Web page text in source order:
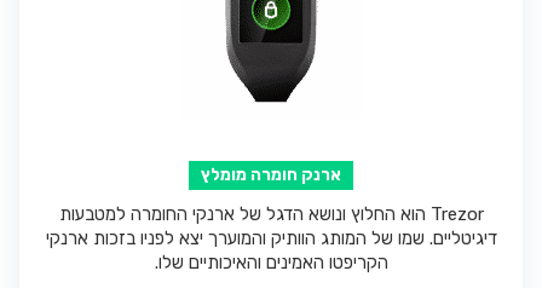
ארנק חומרה מומלץ
Trezor הוא החלוץ ונושא הדגל של ארנקי החומרה למטבעות
דיגיטליים. שמו של המותג הוותיק והמוערך יצא לפניו בזכות ארנקי
הקריפטו האמינים והאיכותיים שלו.